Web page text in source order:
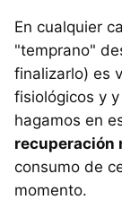
En cualquier
"temprano"
finalizarlo) es
fisiológicos y
hagamos en
recuperación
consumo de
momento.